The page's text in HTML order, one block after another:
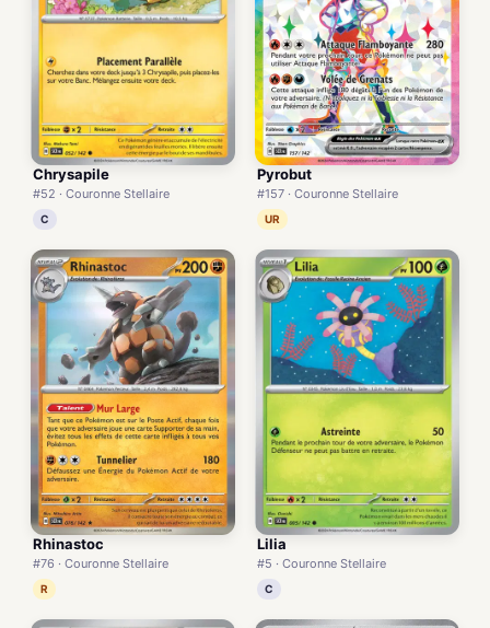
Chrysapile
#52 · Couronne Stellaire
C
Pyrobut
#157 · Couronne Stellaire
UR
Rhinastoc
#76 · Couronne Stellaire
R
Lilia
#5 · Couronne Stellaire
C